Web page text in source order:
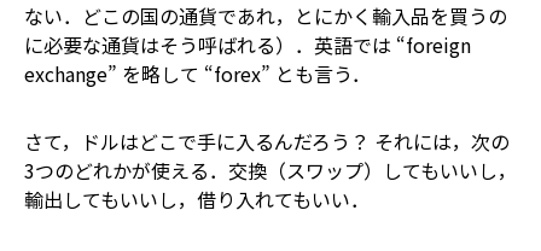
ない．どこの国の通貨であれ，とにかく輸入品を買うの
に必要な通貨はそう呼ばれる）．英語では “foreign
exchange” を略して “forex” とも言う．
さて，ドルはどこで手に入るんだろう？ それには，次の
3つのどれかが使える．交換（スワップ）してもいいし，
輸出してもいいし，借り入れてもいい．